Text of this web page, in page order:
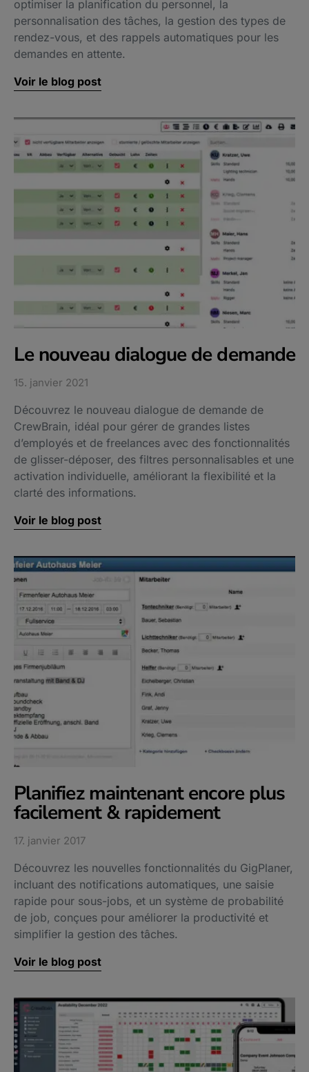
optimiser la planification du personnel, la
personnalisation des tâches, la gestion des types de
rendez-vous, et des rappels automatiques pour les
demandes en attente.
Voir le blog post
Le nouveau dialogue de demande
15. janvier 2021
Découvrez le nouveau dialogue de demande de
CrewBrain, idéal pour gérer de grandes listes
d’employés et de freelances avec des fonctionnalités
de glisser-déposer, des filtres personnalisables et une
activation individuelle, améliorant la flexibilité et la
clarté des informations.
Voir le blog post
Planifiez maintenant encore plus
facilement & rapidement
17. janvier 2017
Découvrez les nouvelles fonctionnalités du GigPlaner,
incluant des notifications automatiques, une saisie
rapide pour sous-jobs, et un système de probabilité
de job, conçues pour améliorer la productivité et
simplifier la gestion des tâches.
Voir le blog post